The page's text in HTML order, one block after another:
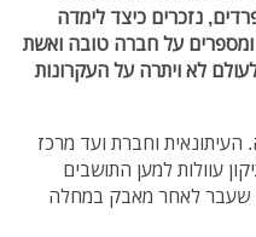
נזכרים כיצד לימדה
ומספרים על חברה טובה ואשת
לא ויתרה על העקרונות
וחברת ועד מרכז
עוולות למען התושבים
שעבר לאחר מאבק במחלה